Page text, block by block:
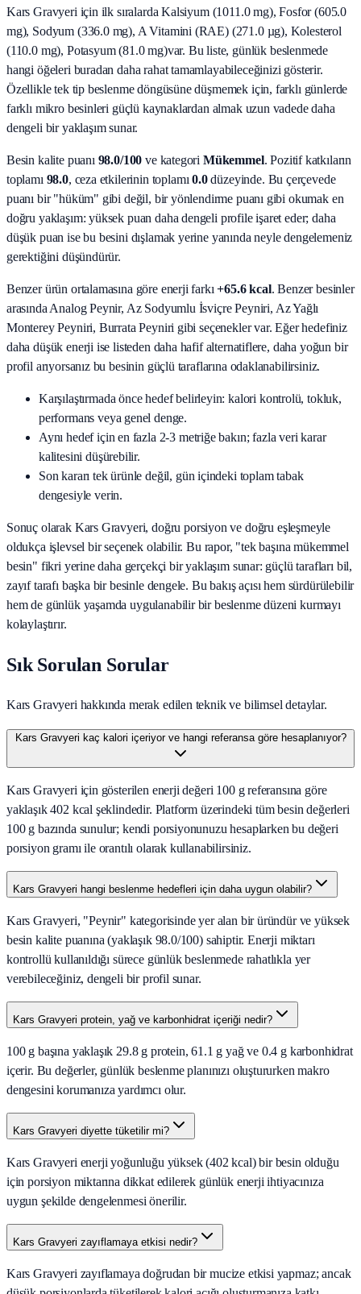
Kars Gravyeri için ilk sıralarda Kalsiyum (1011.0 mg), Fosfor (605.0
mg), Sodyum (336.0 mg), A Vitamini (RAE) (271.0 µg), Kolesterol
(110.0 mg), Potasyum (81.0 mg)var. Bu liste, günlük beslenmede
hangi öğeleri buradan daha rahat tamamlayabileceğinizi gösterir.
Özellikle tek tip beslenme döngüsüne düşmemek için, farklı günlerde
farklı mikro besinleri güçlü kaynaklardan almak uzun vadede daha
dengeli bir yaklaşım sunar.
Besin kalite puanı 98.0/100 ve kategori Mükemmel. Pozitif katkıların
toplamı 98.0, ceza etkilerinin toplamı 0.0düzeyinde. Bu çerçevede
puanı bir "hüküm" gibi değil, bir yönlendirme puanı gibi okumak en
doğru yaklaşım: yüksek puan daha dengeli profile işaret eder; daha
düşük puan ise bu besini dışlamak yerine yanında neyle dengelemeniz
gerektiğini düşündürür.
Benzer ürün ortalamasına göre enerji farkı +65.6 kcal. Benzer besinler
arasında Analog Peynir, Az Sodyumlu İsviçre Peyniri, Az Yağlı
Monterey Peyniri, Burrata Peyniri gibi seçenekler var. Eğer hedefiniz
daha düşük enerji ise listeden daha hafif alternatiflere, daha yoğun bir
profil arıyorsanız bu besinin güçlü taraflarına odaklanabilirsiniz.
Karşılaştırmada önce hedef belirleyin: kalori kontrolü, tokluk,
performans veya genel denge.
Aynı hedef için en fazla 2-3 metriğe bakın; fazla veri karar
kalitesini düşürebilir.
Son kararı tek ürünle değil, gün içindeki toplam tabak
dengesiyle verin.
Sonuç olarak Kars Gravyeri, doğru porsiyon ve doğru eşleşmeyle
oldukça işlevsel bir seçenek olabilir. Bu rapor, "tek başına mükemmel
besin" fikri yerine daha gerçekçi bir yaklaşım sunar: güçlü tarafları bil,
zayıf tarafı başka bir besinle dengele. Bu bakış açısı hem sürdürülebilir
hem de günlük yaşamda uygulanabilir bir beslenme düzeni kurmayı
kolaylaştırır.
Sık Sorulan Sorular
Kars Gravyeri hakkında merak edilen teknik ve bilimsel detaylar.
Kars Gravyeri kaç kalori içeriyor ve hangi referansa göre hesaplanıyor?
Kars Gravyeri için gösterilen enerji değeri 100 g referansına göre
yaklaşık 402 kcal şeklindedir. Platform üzerindeki tüm besin değerleri
100 g bazında sunulur; kendi porsiyonunuzu hesaplarken bu değeri
porsiyon gramı ile orantılı olarak kullanabilirsiniz.
Kars Gravyeri hangi beslenme hedefleri için daha uygun olabilir?
Kars Gravyeri, "Peynir" kategorisinde yer alan bir üründür ve yüksek
besin kalite puanına (yaklaşık 98.0/100) sahiptir. Enerji miktarı
kontrollü kullanıldığı sürece günlük beslenmede rahatlıkla yer
verebileceğiniz, dengeli bir profil sunar.
Kars Gravyeri protein, yağ ve karbonhidrat içeriği nedir?
100 g başına yaklaşık 29.8 g protein, 61.1 g yağ ve 0.4 g karbonhidrat
içerir. Bu değerler, günlük beslenme planınızı oluştururken makro
dengesini korumanıza yardımcı olur.
Kars Gravyeri diyette tüketilir mi?
Kars Gravyeri enerji yoğunluğu yüksek (402 kcal) bir besin olduğu
için porsiyon miktarına dikkat edilerek günlük enerji ihtiyacınıza
uygun şekilde dengelenmesi önerilir.
Kars Gravyeri zayıflamaya etkisi nedir?
Kars Gravyeri zayıflamaya doğrudan bir mucize etkisi yapmaz; ancak